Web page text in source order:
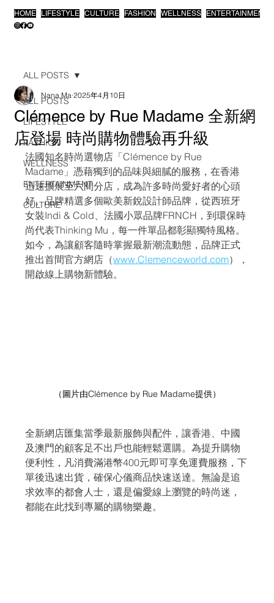
HOME LIFESTYLE CULTURE FASHION WELLNESS ENTERTAINMENT
ALL POSTS
LIFESTYLE
FASHION
WELLNESS
ENTERTAINMENT
CULTURE
ALL POSTS
Clémence by Rue Madame 全新網
店登場 時尚購物體驗再升級
Nana Ma 2025年4月10日
法國知名時尚選物店「Clémence by Rue
Madame」憑藉獨到的品味與細膩的服務，在香港
迅速擴展至六間分店，成為許多時尚愛好者的心頭
好。品牌精選多個歐美新銳設計師品牌，從西班牙
女裝Indi & Cold、法國小眾品牌FRNCH，到環保時
尚代表Thinking Mu，每一件單品都彰顯獨特風格。
如今，為讓顧客隨時掌握最新潮流動態，品牌正式
推出首間官方網店（www.Clemenceworld.com），
開啟線上購物新體驗。
（圖片由Clémence by Rue Madame提供）
全新網店匯集當季最新服飾與配件，讓香港、中國
及澳門的顧客足不出戶也能輕鬆選購。為提升購物
便利性，凡消費滿港幣400元即可享免運費服務，下
單後迅速出貨，確保心儀商品快速送達。無論是追
求效率的都會人士，還是偏愛線上瀏覽的時尚迷，
都能在此找到專屬的購物樂趣。